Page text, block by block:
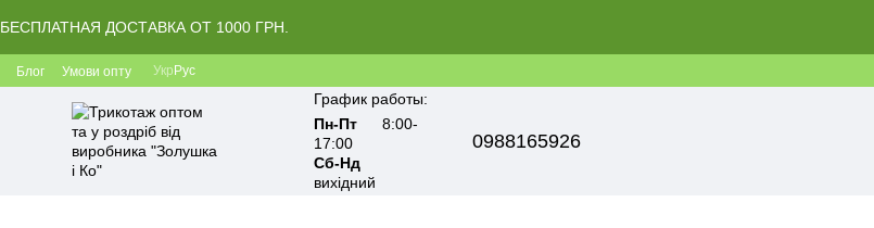
БЕСПЛАТНАЯ ДОСТАВКА ОТ 1000 ГРН.
Блог Умови опту Укр Рус
График работы:
Пн-Пт
8:00-
17:00
Сб-Нд
вихідний
0988165926